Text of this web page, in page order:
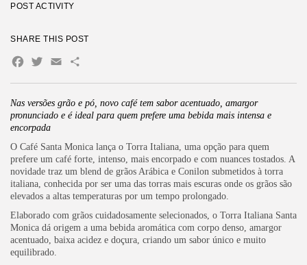
Nas versões grão e pó, novo café tem sabor acentuado, amargor
pronunciado e é ideal para quem prefere uma bebida mais intensa e
encorpada
O Café Santa Monica lança o Torra Italiana, uma opção para quem
prefere um café forte, intenso, mais encorpado e com nuances tostados. A
novidade traz um blend de grãos Arábica e Conilon submetidos à torra
italiana, conhecida por ser uma das torras mais escuras onde os grãos são
elevados a altas temperaturas por um tempo prolongado.
Elaborado com grãos cuidadosamente selecionados, o Torra Italiana Santa
Monica dá origem a uma bebida aromática com corpo denso, amargor
acentuado, baixa acidez e doçura, criando um sabor único e muito
equilibrado.
POST ACTIVITY
SHARE THIS POST
Facebook
Twitter
EmailShare